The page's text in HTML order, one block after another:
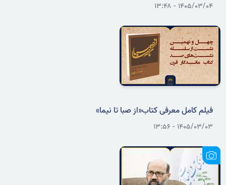
۱۴۰۵/۰۳/۰۴ - ۱۳:۴۸
فیلم کامل معرفی کتاب«از صبا تا نیما»
۱۴۰۵/۰۳/۰۳ - ۱۳:۵۶